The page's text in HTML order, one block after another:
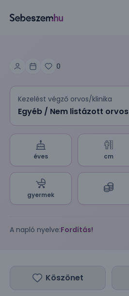
0
Kezelést végző orvos/klinika
Egyéb / Nem listázott orvos
éves cm
gyermek
A napló nyelve:Fordítás!
Köszönet